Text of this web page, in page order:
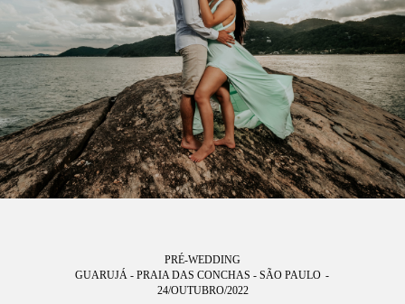
PRÉ-WEDDING
GUARUJÁ - PRAIA DAS CONCHAS - SÃO PAULO
24/OUTUBRO/2022